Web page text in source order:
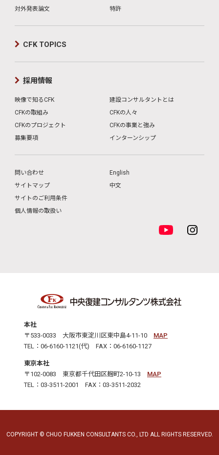
対外発表論文
特許
CFK TOPICS
採用情報
映像で知るCFK
建設コンサルタントとは
CFKの取組み
CFKの人々
CFKのプロジェクト
CFKの事業と強み
募集要項
インターンシップ
問い合わせ
サイトマップ
サイトのご利用条件
個人情報の取扱い
English
中文
本社
〒533-0033 大阪市東淀川区東中島4-11-10 MAP
TEL：06-6160-1121(代) FAX：06-6160-1127
東京本社
〒102-0083 東京都千代田区麹町2-10-13 MAP
TEL：03-3511-2001 FAX：03-3511-2032
COPYRIGHT © CHUO FUKKEN CONSULTANTS CO., LTD ALL RIGHTS RESERVED.